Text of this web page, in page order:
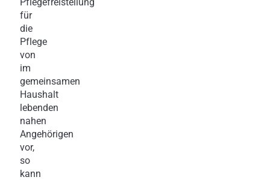
für
die
Pflege
von
im
gemeinsamen
Haushalt
lebenden
nahen
Angehörigen
vor,
so
kann